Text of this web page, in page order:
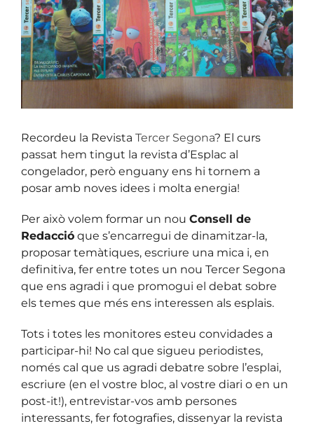
Recordeu la Revista Tercer Segona? El curs
passat hem tingut la revista d’Esplac al
congelador, però enguany ens hi tornem a
posar amb noves idees i molta energia!
Per això volem formar un nou Consell de
Redacció que s’encarregui de dinamitzar-la,
proposar temàtiques, escriure una mica i, en
definitiva, fer entre totes un nou Tercer Segona
que ens agradi i que promogui el debat sobre
els temes que més ens interessen als esplais.
Tots i totes les monitores esteu convidades a
participar-hi! No cal que sigueu periodistes,
només cal que us agradi debatre sobre l’esplai,
escriure (en el vostre bloc, al vostre diari o en un
post-it!), entrevistar-vos amb persones
interessants, fer fotografies, dissenyar la revista